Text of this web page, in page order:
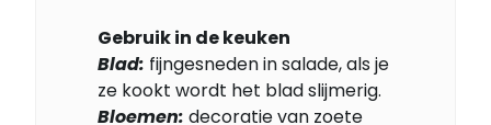
Gebruik in de keuken
Blad: fijngesneden in salade, als je
ze kookt wordt het blad slijmerig.
Bloemen: decoratie van zoete